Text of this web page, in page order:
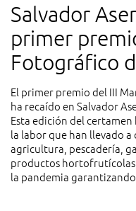
Salvador
primer
Fotográfico
El primer premio del III
ha recaído en Salvador
Esta edición del
la labor que han llevado
agricultura, pescadería,
productos
la pandemia